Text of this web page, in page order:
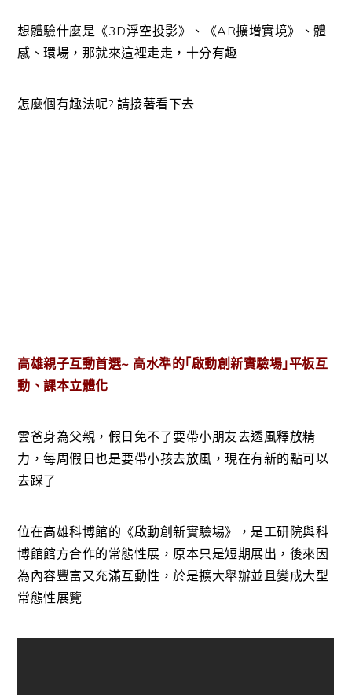
想體驗什麼是《3D浮空投影》、《AR擴增實境》、體
感、環場，那就來這裡走走，十分有趣
怎麼個有趣法呢? 請接著看下去
高雄親子互動首選~ 高水準的｢啟動創新實驗場｣平板互
動、課本立體化
雲爸身為父親，假日免不了要帶小朋友去透風釋放精
力，每周假日也是要帶小孩去放風，現在有新的點可以
去踩了
位在高雄科博館的《啟動創新實驗場》，是工研院與科
博館館方合作的常態性展，原本只是短期展出，後來因
為內容豐富又充滿互動性，於是擴大舉辦並且變成大型
常態性展覽